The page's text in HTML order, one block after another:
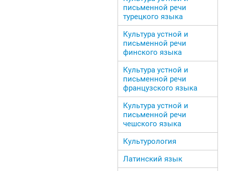
письменной речи
турецкого языка
Культура устной и
письменной речи
финского языка
Культура устной и
письменной речи
французского языка
Культура устной и
письменной речи
чешского языка
Культурология
Латинский язык